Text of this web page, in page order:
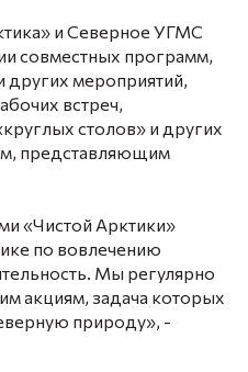
и Северное УГМС
совместных программ,
других мероприятий,
встреч,
столов» и других
представляющим
«Чистой Арктики»
по вовлечению
Мы регулярно
акциям, задача которых
природу», -